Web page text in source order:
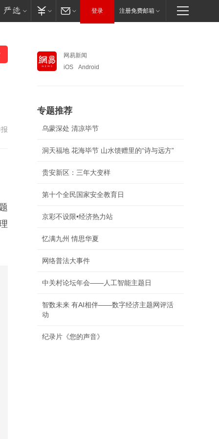
登录 注册免费邮箱
网易新闻
iOS
Android
专题推荐
乌蒙深处 清凉毕节
洞天福地 花海毕节 山水馈赠里的“诗与远方”
贵安新区：三年大变样
第十个全民国家安全教育日
京彩不设限•经济热力站
忆满九州 情思华夏
网络普法大事件
中关村论坛年会——人工智能主题日
智数未来 有AI相伴——数字经济主题网评活
动
纪录片《您的声音》